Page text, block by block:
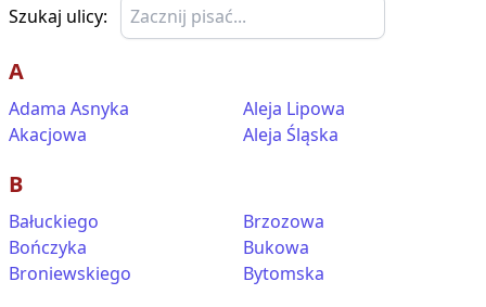
Szukaj ulicy:
A
Adama Asnyka
Akacjowa
Aleja Lipowa
Aleja Śląska
B
Bałuckiego
Bończyka
Broniewskiego
Brzozowa
Bukowa
Bytomska